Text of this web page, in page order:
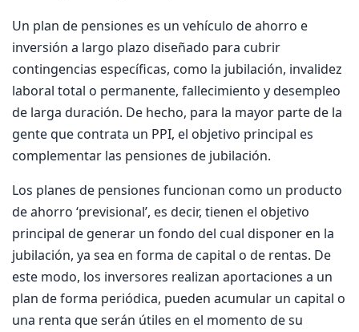
Un plan de pensiones es un vehículo de ahorro e
inversión a largo plazo diseñado para cubrir
contingencias específicas, como la jubilación, invalidez
laboral total o permanente, fallecimiento y desempleo
de larga duración. De hecho, para la mayor parte de la
gente que contrata un PPI, el objetivo principal es
complementar las pensiones de jubilación.
Los planes de pensiones funcionan como un producto
de ahorro ‘previsional’, es decir, tienen el objetivo
principal de generar un fondo del cual disponer en la
jubilación, ya sea en forma de capital o de rentas. De
este modo, los inversores realizan aportaciones a un
plan de forma periódica, pueden acumular un capital o
una renta que serán útiles en el momento de su